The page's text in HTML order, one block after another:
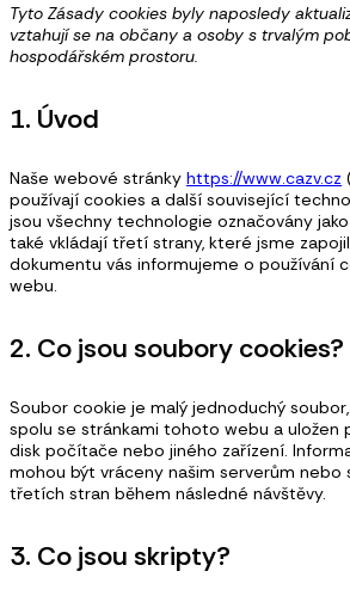
Tyto Zásady cookies byly naposledy
vztahují se na občany a osoby s trvalým
hospodářském prostoru.
1. Úvod
Naše webové stránky https://www.cazv.cz
používají cookies a další související
jsou všechny technologie označovány
také vkládají třetí strany, které jsme
dokumentu vás informujeme o používání
webu.
2. Co jsou soubory cookies?
Soubor cookie je malý jednoduchý
spolu se stránkami tohoto webu a uložen
disk počítače nebo jiného zařízení.
mohou být vráceny našim serverům nebo
třetích stran během následné návštěvy.
3. Co jsou skripty?